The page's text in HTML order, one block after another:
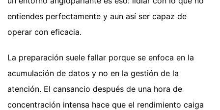
entiendes perfectamente y aun así ser capaz de
operar con eficacia.
La preparación suele fallar porque se enfoca en la
acumulación de datos y no en la gestión de la
atención. El cansancio después de una hora de
concentración intensa hace que el rendimiento caiga